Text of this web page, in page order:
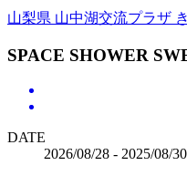
山梨県 山中湖交流プラザ
SPACE SHOWER
DATE
2026/08/28 - 2025/08/30